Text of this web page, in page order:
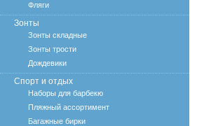
Фляги
Зонты
Зонты складные
Зонты трости
Дождевики
Спорт и отдых
Наборы для барбекю
Пляжный ассортимент
Багажные бирки